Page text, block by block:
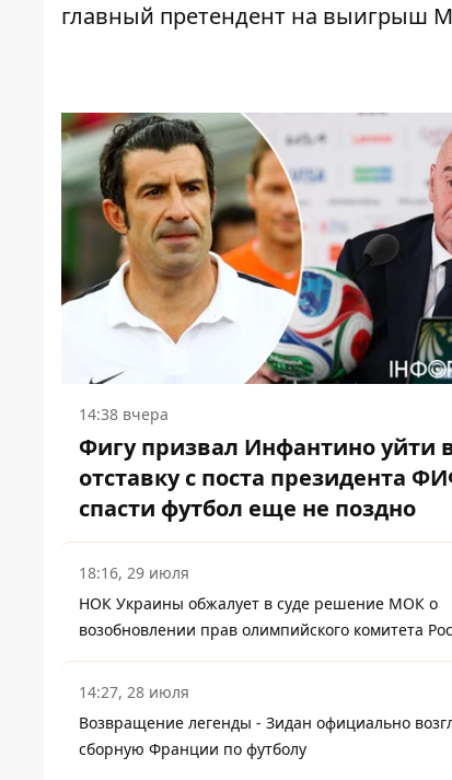
главный претендент на выигрыш
14:38 вчера
Фигу призвал Инфантино уйти
отставку с поста президента
спасти футбол еще не поздно
18:16, 29 июля
НОК Украины обжалует в суде решение МОК о
возобновлении прав олимпийского комитета
14:27, 28 июля
Возвращение легенды - Зидан официально
сборную Франции по футболу